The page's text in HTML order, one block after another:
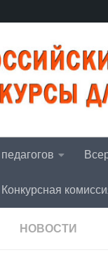
Конкурсная
НОВОСТИ